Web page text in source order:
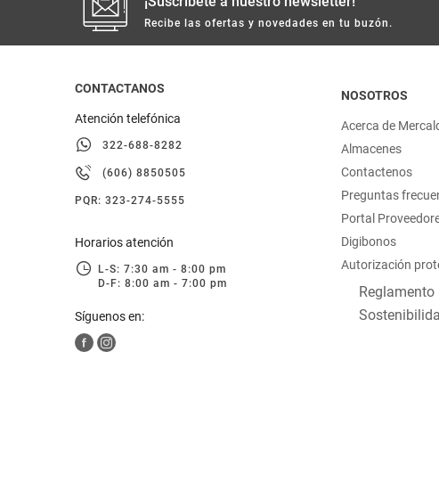
Recibe las ofertas y novedades en tu buzón.
CONTACTANOS
Atención telefónica
322-688-8282
(606) 8850505
PQR: 323-274-5555
Horarios atención
L-S: 7:30 am - 8:00 pm
D-F: 8:00 am - 7:00 pm
Síguenos en:
NOSOTROS
Acerca de
Almacenes
Contactenos
Preguntas
Portal
Digibonos
Autorización